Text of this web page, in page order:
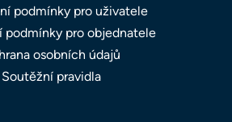
podmínky pro uživatele
podmínky pro objednatele
osobních údajů
Soutěžní pravidla